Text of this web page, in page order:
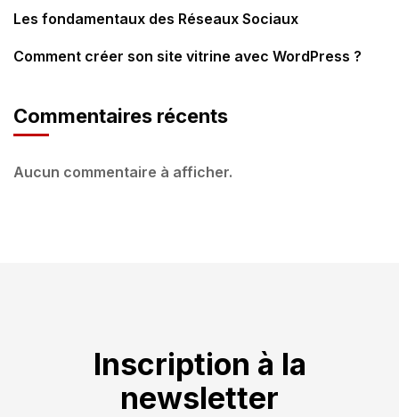
Les fondamentaux des Réseaux Sociaux
Comment créer son site vitrine avec WordPress ?
Commentaires récents
Aucun commentaire à afficher.
Inscription à la
newsletter